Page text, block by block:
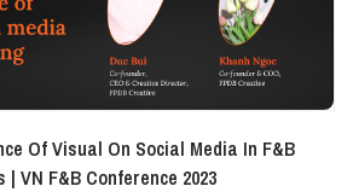
Of Visual On Social Media In F&B
VN F&B Conference 2023